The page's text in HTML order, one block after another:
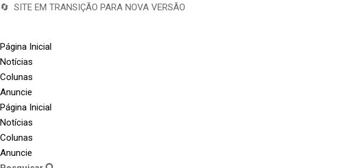
🔄 SITE EM TRANSIÇÃO PARA NOVA VERSÃO
Página Inicial
Notícias
Colunas
Anuncie
Página Inicial
Notícias
Colunas
Anuncie